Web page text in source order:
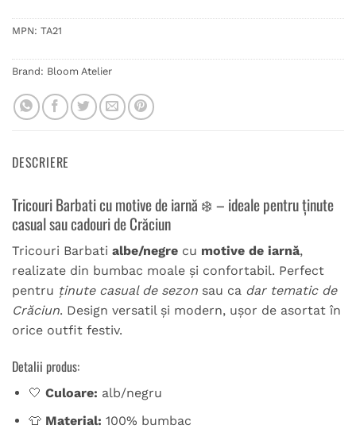
MPN: TA21
Brand: Bloom Atelier
DESCRIERE
Tricouri Barbati cu motive de iarnă ❄️ – ideale pentru ținute
casual sau cadouri de Crăciun
Tricouri Barbati albe/negre cu motive de iarnă,
realizate din bumbac moale și confortabil. Perfect
pentru ținute casual de sezon sau ca dar tematic de
Crăciun. Design versatil și modern, ușor de asortat în
orice outfit festiv.
Detalii produs:
🤍 Culoare: alb/negru
👕 Material: 100% bumbac